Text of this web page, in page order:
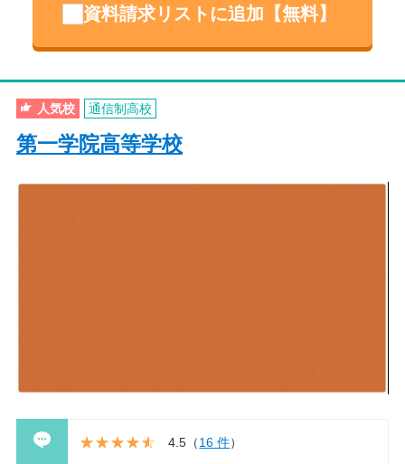
資料請求リストに追加【無料】
人気校 通信制高校
第一学院高等学校
4.5 （16 件）